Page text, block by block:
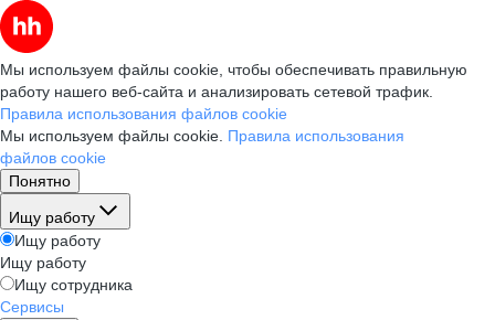
Мы используем файлы cookie, чтобы обеспечивать правильную
работу нашего веб-сайта и анализировать сетевой трафик.
Правила использования файлов cookie
Мы используем файлы cookie. Правила использования
файлов cookie
Понятно
Ищу работу
Ищу работу
Ищу работу
Ищу сотрудника
Сервисы